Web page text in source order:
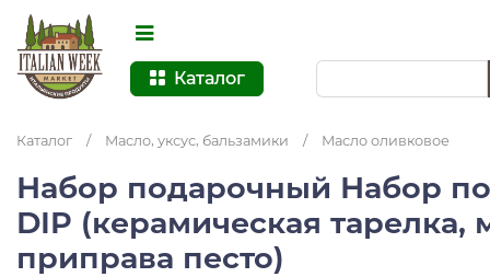
Каталог
Каталог / Масло, уксус, бальзамики / Масло оливковое
Набор подарочный Набор
DIP (керамическая тарелка,
приправа песто)